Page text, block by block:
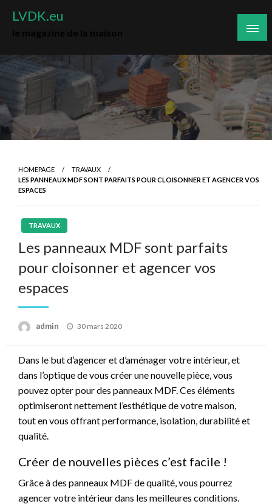
LVDK.eu
HOMEPAGE
TRAVAUX
LES PANNEAUX MDF SONT PARFAITS POUR CLOISONNER ET AGENCER VOS
ESPACES
TRAVAUX
Les panneaux MDF sont parfaits
pour cloisonner et agencer vos
espaces
admin
Posted
30 mars 2020
Dans le but d’agencer et d’aménager votre intérieur, et
dans l’optique de vous créer une nouvelle pièce, vous
pouvez opter pour des panneaux MDF. Ces éléments
optimiseront nettement l’esthétique de votre maison,
tout en vous offrant performance, isolation, durabilité et
qualité.
Créer de nouvelles pièces c’est facile !
Grâce à des panneaux MDF de qualité, vous pourrez
agencer votre intérieur dans les meilleures conditions.